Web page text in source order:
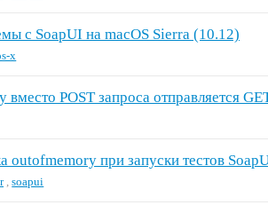
с SoapUI на macOS Sierra (10.12)
x
вместо POST запроса отправляется
outofmemory при запуски тестов
,soapui